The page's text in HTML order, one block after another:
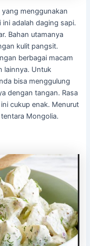
menggunakan
adalah daging sapi.
Bahan utamanya
kulit pangsit.
berbagai macam
lainnya. Untuk
bisa menggulung
dengan tangan. Rasa
cukup enak. Menurut
Mongolia.